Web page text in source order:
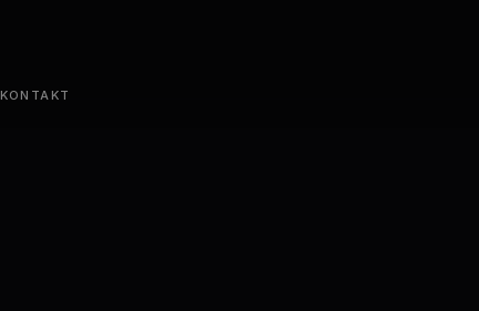
KONTAKT